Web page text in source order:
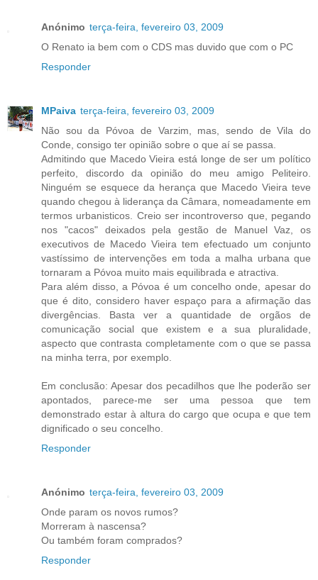
Anónimo terça-feira, fevereiro 03, 2009
O Renato ia bem com o CDS mas duvido que com o PC
Responder
MPaiva terça-feira, fevereiro 03, 2009
Não sou da Póvoa de Varzim, mas, sendo de Vila do
Conde, consigo ter opinião sobre o que aí se passa.
Admitindo que Macedo Vieira está longe de ser um político
perfeito, discordo da opinião do meu amigo Peliteiro.
Ninguém se esquece da herança que Macedo Vieira teve
quando chegou à liderança da Câmara, nomeadamente em
termos urbanisticos. Creio ser incontroverso que, pegando
nos "cacos" deixados pela gestão de Manuel Vaz, os
executivos de Macedo Vieira tem efectuado um conjunto
vastíssimo de intervenções em toda a malha urbana que
tornaram a Póvoa muito mais equilibrada e atractiva.
Para além disso, a Póvoa é um concelho onde, apesar do
que é dito, considero haver espaço para a afirmação das
divergências. Basta ver a quantidade de orgãos de
comunicação social que existem e a sua pluralidade,
aspecto que contrasta completamente com o que se passa
na minha terra, por exemplo.
Em conclusão: Apesar dos pecadilhos que lhe poderão ser
apontados, parece-me ser uma pessoa que tem
demonstrado estar à altura do cargo que ocupa e que tem
dignificado o seu concelho.
Responder
Anónimo terça-feira, fevereiro 03, 2009
Onde param os novos rumos?
Morreram à nascensa?
Ou também foram comprados?
Responder